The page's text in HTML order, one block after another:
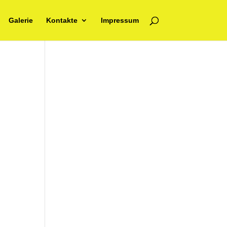
Galerie Kontakte Impressum